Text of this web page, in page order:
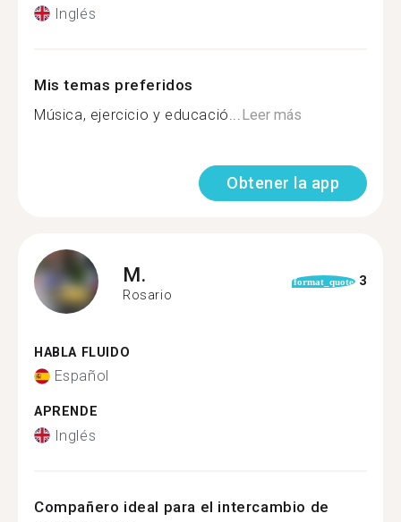
Inglés
Mis temas preferidos
Música, ejercicio y educació... Leer más
Obtener la app
M.
Rosario
format_quote 3
HABLA FLUIDO
Español
APRENDE
Inglés
Compañero ideal para el intercambio de